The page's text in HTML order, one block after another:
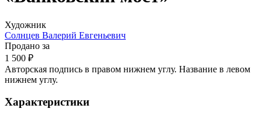
Художник
Солнцев Валерий Евгеньевич
Продано за
1 500 ₽
Авторская подпись в правом нижнем углу. Название в левом
нижнем углу.
Характеристики